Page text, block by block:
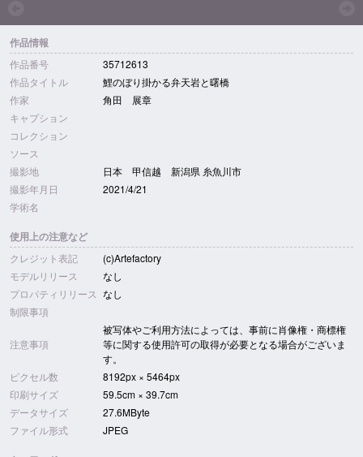
作品情報
作品番号
35712613
作品タイトル
鯉のぼり掛かる弁天岩と曙橋
作家
角田 展章
キャプション
コレクション
ソース
撮影地
日本 甲信越 新潟県 糸魚川市
撮影年月日
2021/4/21
学術名
使用上の注意など
クレジット表記
(c)Artefactory
モデルリリース
なし
プロパティリリース なし
制限事項
注意事項
被写体やご利用方法によっては、事前に肖像権・商標権
等に関する使用許可の取得が必要となる場合がございま
す。
ピクセル数
8192px × 5464px
印刷サイズ
59.5cm × 39.7cm
データサイズ
27.6MByte
ファイル形式
JPEG